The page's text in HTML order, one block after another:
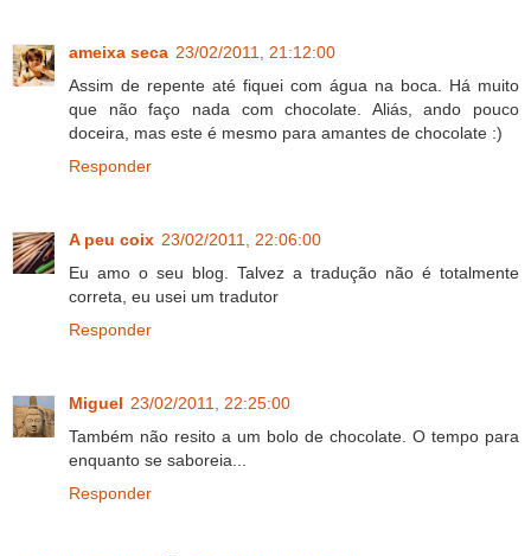
ameixa seca 23/02/2011, 21:12:00
Assim de repente até fiquei com água na boca. Há muito
que não faço nada com chocolate. Aliás, ando pouco
doceira, mas este é mesmo para amantes de chocolate :)
Responder
A peu coix 23/02/2011, 22:06:00
Eu amo o seu blog. Talvez a tradução não é totalmente
correta, eu usei um tradutor
Responder
Miguel 23/02/2011, 22:25:00
Também não resito a um bolo de chocolate. O tempo para
enquanto se saboreia...
Responder